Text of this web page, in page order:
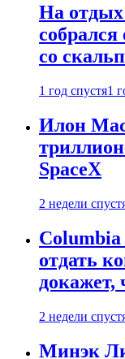
На отдых
со
1 год спустя1
Илон
SpaceX
2 недели
Columbia
отдать
докажет,
2 недели
Минэк